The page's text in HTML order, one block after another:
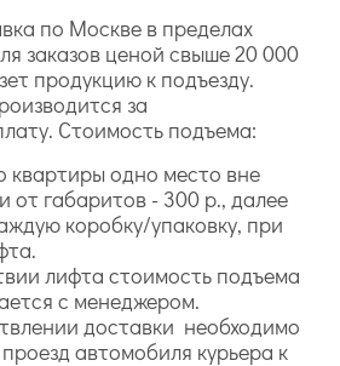
вид помещения.
эксплуатационные
В отличие от
фасадный пенополистирол
негигроскопичен, не
разрушается при
замораживания и оттаивания.
заводским армирующим
высокую
к механическим
не выцветает под
и сохраняет
температурных
подкупает простотой:
по Москве в пределах
заказов ценой свыше 20 000
продукцию к подъезду.
за
Стоимость подъема:
квартиры одно место вне
от габаритов - 300 р., далее
коробку/упаковку, при
лифта стоимость подъема
с менеджером.
доставки необходимо
автомобиля курьера к